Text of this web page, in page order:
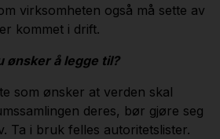
virksomheten også må sette av
kommet i drift.
ønsker å legge til?
som ønsker at verden skal
deres, bør gjøre seg
Ta i bruk felles autoritetslister.